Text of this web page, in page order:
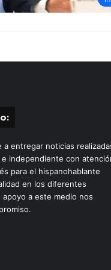
a entregar noticias
independiente con
para el hispanohablante
en los diferentes
a este medio nos